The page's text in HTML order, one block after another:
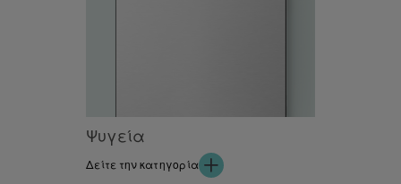
Ψυγεία
Δείτε την κατηγορία